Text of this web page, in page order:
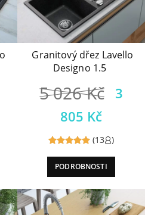
Granitový dřez Lavello
Designo 1.5
5 026Kč
3
805 Kč
out of
(13 )
PODROBNOSTI